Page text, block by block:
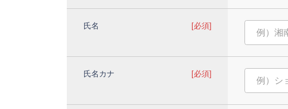
氏名 [必須]
氏名カナ [必須]